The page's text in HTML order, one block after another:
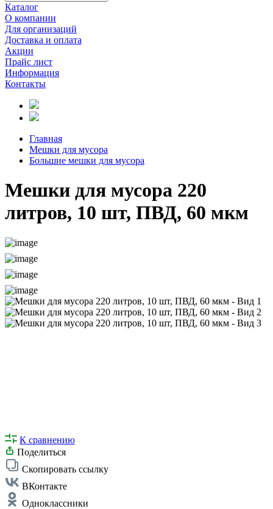
Каталог
О компании
Для организаций
Доставка и оплата
Акции
Прайс лист
Информация
Контакты
Главная
Мешки для мусора
Большие мешки для мусора
Мешки для мусора 220
литров, 10 шт, ПВД, 60 мкм
К сравнению
Поделиться
Скопировать ссылку
ВКонтакте
Одноклассники